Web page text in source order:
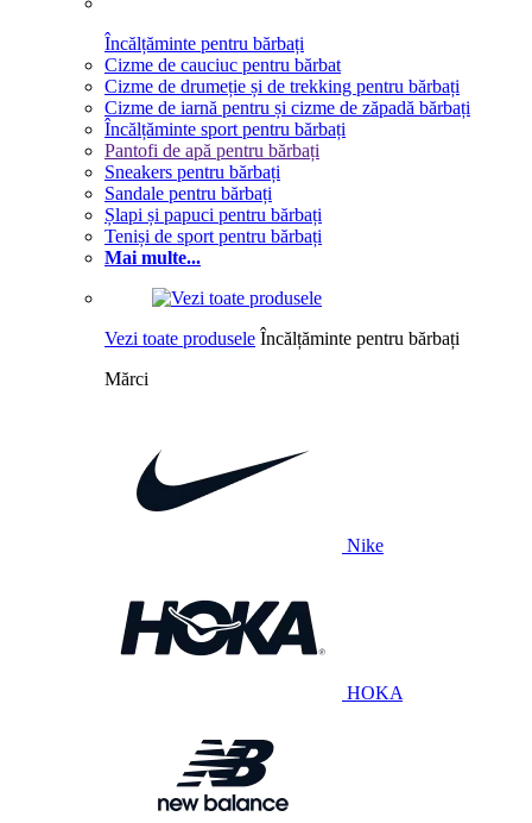
Încălțăminte pentru bărbați
Cizme de cauciuc pentru bărbat
Cizme de drumeție și de trekking pentru bărbați
Cizme de iarnă pentru și cizme de zăpadă bărbați
Încălțăminte sport pentru bărbați
Pantofi de apă pentru bărbați
Sneakers pentru bărbați
Sandale pentru bărbați
Șlapi și papuci pentru bărbați
Teniși de sport pentru bărbați
Mai multe...
Vezi toate produsele Încălțăminte pentru bărbați
Mărci
Nike
HOKA